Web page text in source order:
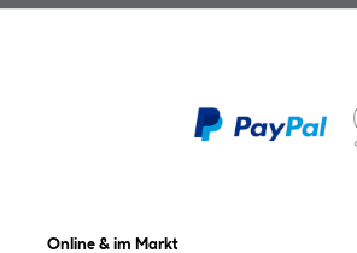
Online & im Markt